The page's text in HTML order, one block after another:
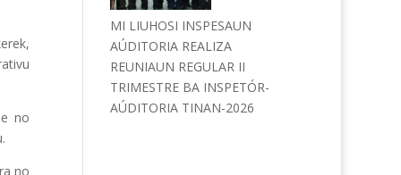
no
no
MI LIUHOSI INSPESAUN
AÚDITORIA REALIZA
REUNIAUN REGULAR II
TRIMESTRE BA INSPETÓR-
AÚDITORIA TINAN-2026